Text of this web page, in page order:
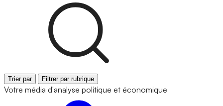
Trier par Filtrer par rubrique
Votre média d'analyse politique et économique